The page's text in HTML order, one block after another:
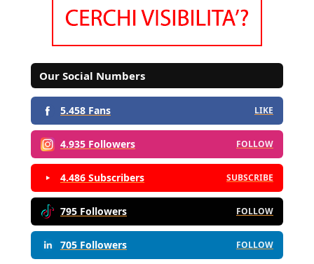
Our Social Numbers
5.458 Fans LIKE
4.935 Followers FOLLOW
4.486 Subscribers SUBSCRIBE
795 Followers FOLLOW
705 Followers FOLLOW